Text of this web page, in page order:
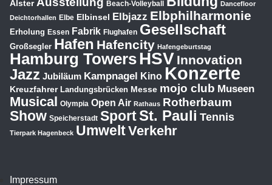
Impressum
Alster Beach-Volleyball
Dancefloor
Deichtorhallen Elbe Elbinsel Elbjazz Elbphilharmonie
Erholung Essen Fabrik Flughafen Gesellschaft
Großsegler Hafen Hafencity Hafengeburtstag
Hamburg TowersHSV Innovation
Jazz Jubiläum Kampnagel Kino Konzerte
Kreuzfahrer Landungsbrücken Messe mojo club Museen
Musical Olympia Open Air Rathaus Rotherbaum
Show Speicherstadt SportSt. Pauli Tennis
Tierpark Hagenbeck UmweltVerkehr